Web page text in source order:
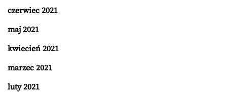
czerwiec 2021
maj 2021
kwiecień 2021
marzec 2021
luty 2021